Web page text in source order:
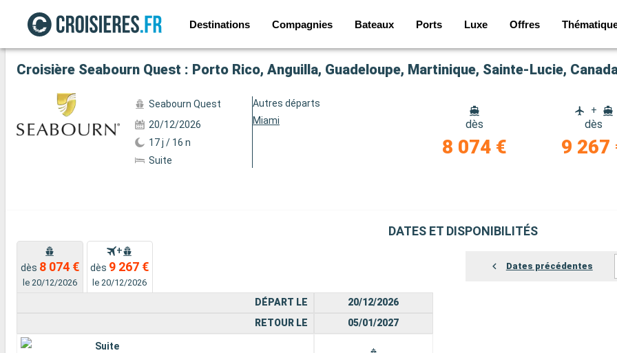
Destinations Compagnies Bateaux Ports Luxe Offres
Voir les 29 autres photos
Seabourn Quest
20/12/2026
17 j / 16 n
Suite
Autres départs
Miami
dès
8 074 €
+
dès
9 267
DATES ET DISPONIBILITÉS
dès 8 074 €
le 20/12/2026
+
dès 9 267 €
le 20/12/2026
Dates précédentes
DÉPART LE
RETOUR LE
Suite
20/12/2026
05/01/2027